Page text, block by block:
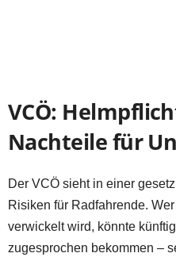
VCÖ:
Nachteile für
Der VCÖ sieht in einer
Risiken für Radfahrende.
verwickelt wird, könnte
zugesprochen bekommen –